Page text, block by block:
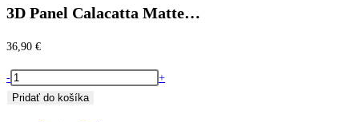
3D Panel Calacatta Matte…
36,90 €
množstvo
3D
-
+
Pridať do košíka